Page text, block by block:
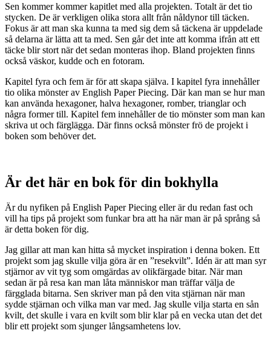
Sen kommer kommer kapitlet med alla projekten. Totalt är det tio
stycken. De är verkligen olika stora allt från nåldynor till täcken.
Fokus är att man ska kunna ta med sig dem så täckena är uppdelade
så delarna är lätta att ta med. Sen går det inte att komma ifrån att ett
täcke blir stort när det sedan monteras ihop. Bland projekten finns
också väskor, kudde och en fotoram.
Kapitel fyra och fem är för att skapa själva. I kapitel fyra innehåller
tio olika mönster av English Paper Piecing. Där kan man se hur man
kan använda hexagoner, halva hexagoner, romber, trianglar och
några former till. Kapitel fem innehåller de tio mönster som man kan
skriva ut och färglägga. Där finns också mönster frö de projekt i
boken som behöver det.
Är det här en bok för din bokhylla
Är du nyfiken på English Paper Piecing eller är du redan fast och
vill ha tips på projekt som funkar bra att ha när man är på språng så
är detta boken för dig.
Jag gillar att man kan hitta så mycket inspiration i denna boken. Ett
projekt som jag skulle vilja göra är en ”resekvilt”. Idén är att man syr
stjärnor av vit tyg som omgärdas av olikfärgade bitar. När man
sedan är på resa kan man låta människor man träffar välja de
färgglada bitarna. Sen skriver man på den vita stjärnan när man
sydde stjärnan och vilka man var med. Jag skulle vilja starta en sån
kvilt, det skulle i vara en kvilt som blir klar på en vecka utan det det
blir ett projekt som sjunger långsamhetens lov.